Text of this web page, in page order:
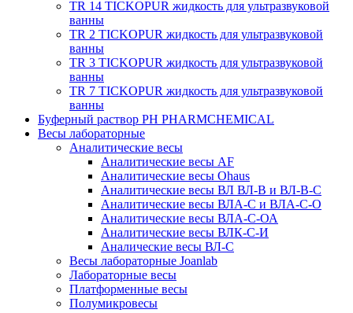
TR 14 TICKOPUR жидкость для ультразвуковой
ванны
TR 2 TICKOPUR жидкость для ультразвуковой
ванны
TR 3 TICKOPUR жидкость для ультразвуковой
ванны
TR 7 TICKOPUR жидкость для ультразвуковой
ванны
Буферный раствор PH PHARMCHEMICAL
Весы лабораторные
Аналитические весы
Аналитические весы AF
Аналитические весы Ohaus
Аналитические весы ВЛ ВЛ-В и ВЛ-В-С
Аналитические весы ВЛА-С и ВЛА-С-О
Аналитические весы ВЛА-С-ОА
Аналитические весы ВЛК-С-И
Аналические весы ВЛ-С
Весы лабораторные Joanlab
Лабораторные весы
Платформенные весы
Полумикровесы